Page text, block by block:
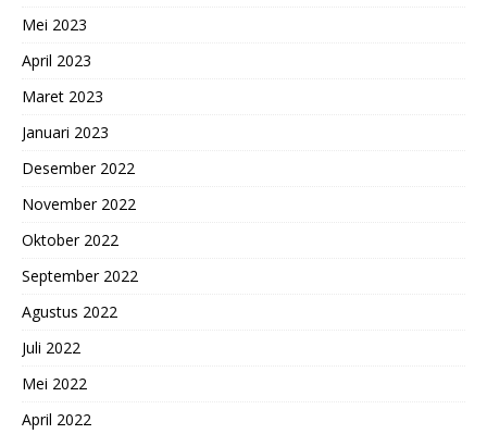
Mei 2023
April 2023
Maret 2023
Januari 2023
Desember 2022
November 2022
Oktober 2022
September 2022
Agustus 2022
Juli 2022
Mei 2022
April 2022